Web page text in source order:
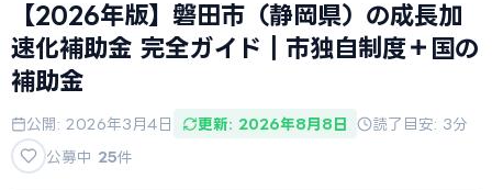
【2026年版】磐田市（静岡県）の成長加
速化補助金 完全ガイド｜市独自制度＋国の
補助金
公開: 2026年3月4日 更新: 2026年8月8日
読了目安: 3分
公募中 25件